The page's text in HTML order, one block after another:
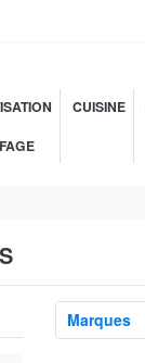
CUISINE
Marques